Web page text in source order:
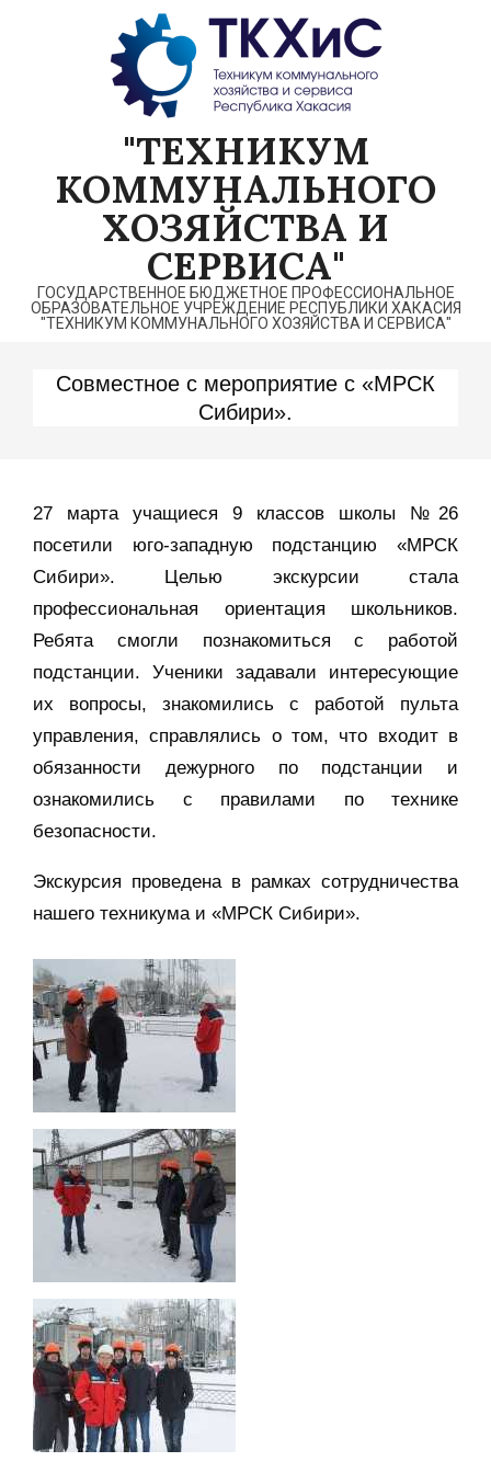
"ТЕХНИКУМ
КОММУНАЛЬНОГО
ХОЗЯЙСТВА И
СЕРВИСА"
ГОСУДАРСТВЕННОЕ БЮДЖЕТНОЕ ПРОФЕССИОНАЛЬНОЕ
ОБРАЗОВАТЕЛЬНОЕ УЧРЕЖДЕНИЕ РЕСПУБЛИКИ ХАКАСИЯ
"ТЕХНИКУМ КОММУНАЛЬНОГО ХОЗЯЙСТВА И СЕРВИСА"
Совместное с мероприятие с «МРСК
Сибири».
27 марта учащиеся 9 классов школы №26
посетили юго-западную подстанцию «МРСК
Сибири». Целью экскурсии стала
профессиональная ориентация школьников.
Ребята смогли познакомиться с работой
подстанции. Ученики задавали интересующие
их вопросы, знакомились с работой пульта
управления, справлялись о том, что входит в
обязанности дежурного по подстанции и
ознакомились с правилами по технике
безопасности.
Экскурсия проведена в рамках сотрудничества
нашего техникума и «МРСК Сибири».